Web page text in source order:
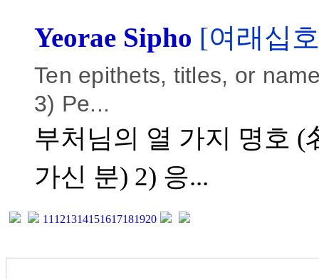
Yeorae Sipho [여래십
Ten epithets, titles, or
3) Pe...
부처님의 열 가지 명호 (
가신 분) 2) 응...
11 121314151617181920